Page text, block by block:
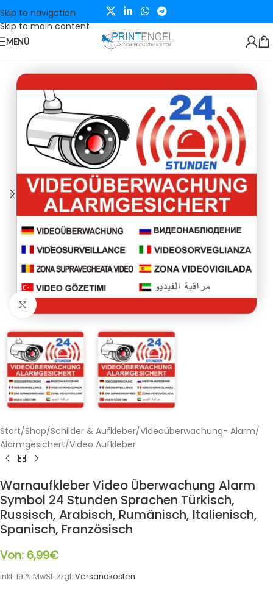
Skip to navigation
Skip to main content
MENÜ
Klicken zum Vergrößern
Start/Shop/Schilder & Aufkleber/Videoüberwachung- Alarm/
Alarmgesichert/Video Aufkleber
Warnaufkleber Video Überwachung Alarm
Symbol 24 Stunden Sprachen Türkisch,
Russisch, Arabisch, Rumänisch, Italienisch,
Spanisch, Französisch
Von: 6,99€
inkl. 19 % MwSt. zzgl. Versandkosten